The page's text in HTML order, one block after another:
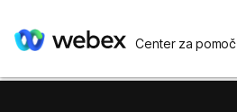
Center za pomoč